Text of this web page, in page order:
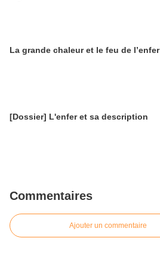
La grande chaleur et le feu de l’enfer
[Dossier] L'enfer et sa description
Commentaires
Ajouter un commentaire